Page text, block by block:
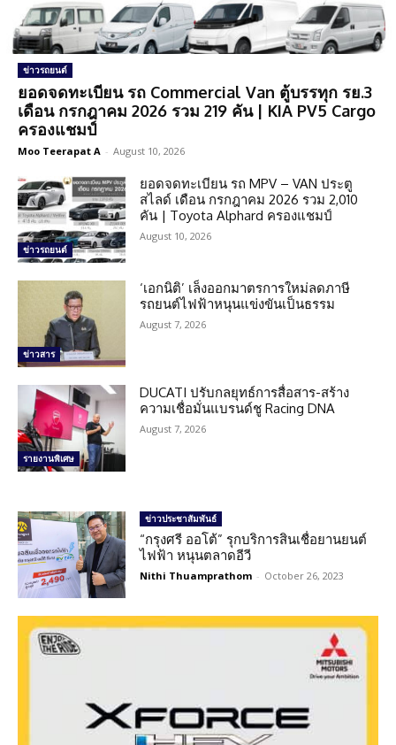
ข่าวรถยนต์
ยอดจดทะเบียน รถ Commercial Van ตู้บรรทุก รย.3
เดือน กรกฎาคม 2026 รวม 219 คัน | KIA PV5 Cargo
ครองแชมป์
Moo Teerapat A - August 10, 2026
ข่าวรถยนต์
ยอดจดทะเบียน รถ MPV – VAN ประตู
สไลด์ เดือน กรกฎาคม 2026 รวม 2,010
คัน | Toyota Alphard ครองแชมป์
August 10, 2026
ข่าวสาร
‘เอกนิติ’ เล็งออกมาตรการใหม่ลดภาษี
รถยนต์ไฟฟ้าหนุนแข่งขันเป็นธรรม
August 7, 2026
รายงานพิเศษ
DUCATI ปรับกลยุทธ์การสื่อสาร-สร้าง
ความเชื่อมั่นแบรนด์ชู Racing DNA
August 7, 2026
ข่าวประชาสัมพันธ์
“กรุงศรี ออโต้” รุกบริการสินเชื่อยานยนต์
ไฟฟ้า หนุนตลาดอีวี
Nithi Thuamprathom - October 26, 2023